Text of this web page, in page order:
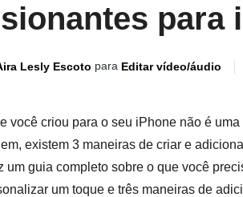
para
Lesly Escoto para Editar vídeo/áudio
você criou para o seu iPhone não é
existem 3 maneiras de criar e
um guia completo sobre o que você
um toque e três maneiras de